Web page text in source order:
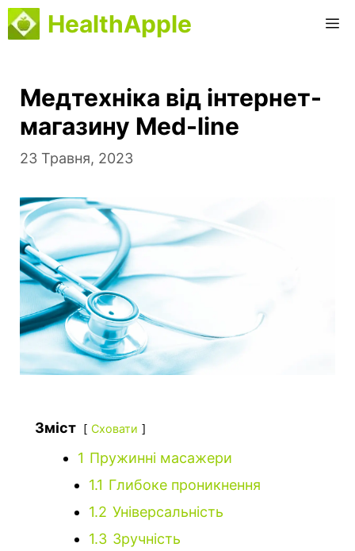
Перейти
до
HealthApple
Медтехніка від інтернет-
магазину Med-line
23 Травня, 2023
Зміст Сховати
1 Пружинні масажери
1.1 Глибоке проникнення
1.2 Універсальність
1.3 Зручність